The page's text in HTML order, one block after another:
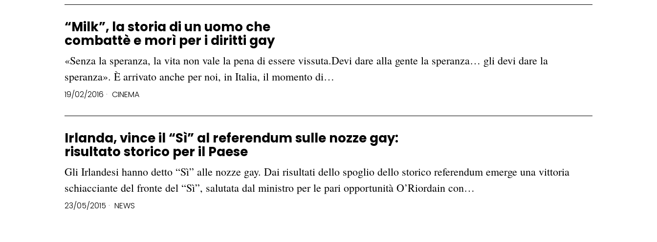
“Milk”, la storia di un uomo che
combattè e morì per i diritti gay
«Senza la speranza, la vita non vale la pena di essere vissuta.Devi dare alla gente la speranza… gli devi dare la
speranza». È arrivato anche per noi, in Italia, il momento di…
19/02/2016 CINEMA
Irlanda, vince il “Sì” al referendum sulle nozze gay:
risultato storico per il Paese
Gli Irlandesi hanno detto “Sì” alle nozze gay. Dai risultati dello spoglio dello storico referendum emerge una vittoria
schiacciante del fronte del “Sì”, salutata dal ministro per le pari opportunità O’Riordain con…
23/05/2015 NEWS